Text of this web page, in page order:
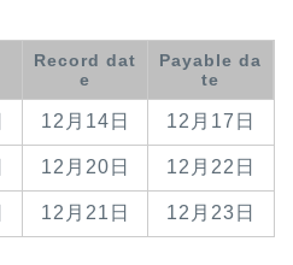
Record dat
e
Payable da
te
12月14日 12月17日
12月20日 12月22日
12月21日 12月23日